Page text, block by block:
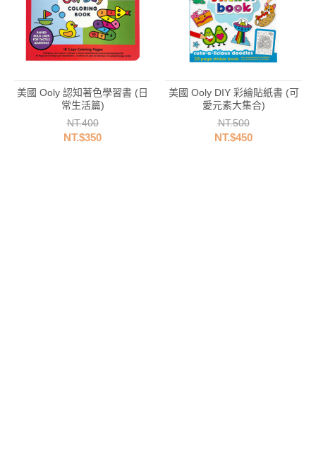
美國 Ooly 認知著色學習書 (日
常生活篇)
NT.400
NT.$350
美國 Ooly DIY 彩繪貼紙書 (可
愛元素大集合)
NT.500
NT.$450